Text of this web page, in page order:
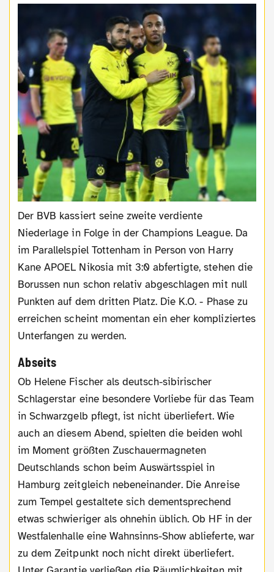
Der BVB kassiert seine zweite verdiente
Niederlage in Folge in der Champions League. Da
im Parallelspiel Tottenham in Person von Harry
Kane APOEL Nikosia mit 3:0 abfertigte, stehen die
Borussen nun schon relativ abgeschlagen mit null
Punkten auf dem dritten Platz. Die K.O. - Phase zu
erreichen scheint momentan ein eher kompliziertes
Unterfangen zu werden.
Abseits
Ob Helene Fischer als deutsch-sibirischer
Schlagerstar eine besondere Vorliebe für das Team
in Schwarzgelb pflegt, ist nicht überliefert. Wie
auch an diesem Abend, spielten die beiden wohl
im Moment größten Zuschauermagneten
Deutschlands schon beim Auswärtsspiel in
Hamburg zeitgleich nebeneinander. Die Anreise
zum Tempel gestaltete sich dementsprechend
etwas schwieriger als ohnehin üblich. Ob HF in der
Westfalenhalle eine Wahnsinns-Show ablieferte, war
zu dem Zeitpunkt noch nicht direkt überliefert.